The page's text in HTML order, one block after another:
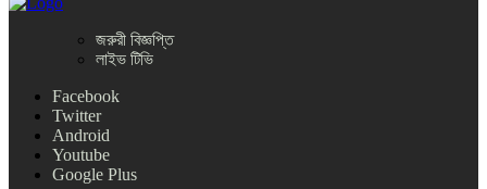
জরুরী বিজ্ঞপ্তি
লাইভ টিভি
Facebook
Twitter
Android
Youtube
Google Plus